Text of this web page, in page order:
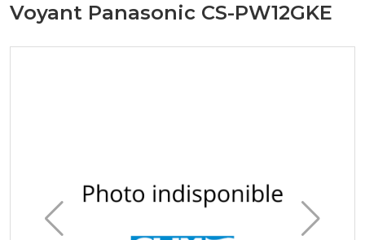
Voyant Panasonic CS-PW12GKE